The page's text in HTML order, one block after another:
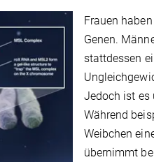
Frauen
Genen.
stattdessen
Jedoch ist es
Während
Weibchen
übernimmt